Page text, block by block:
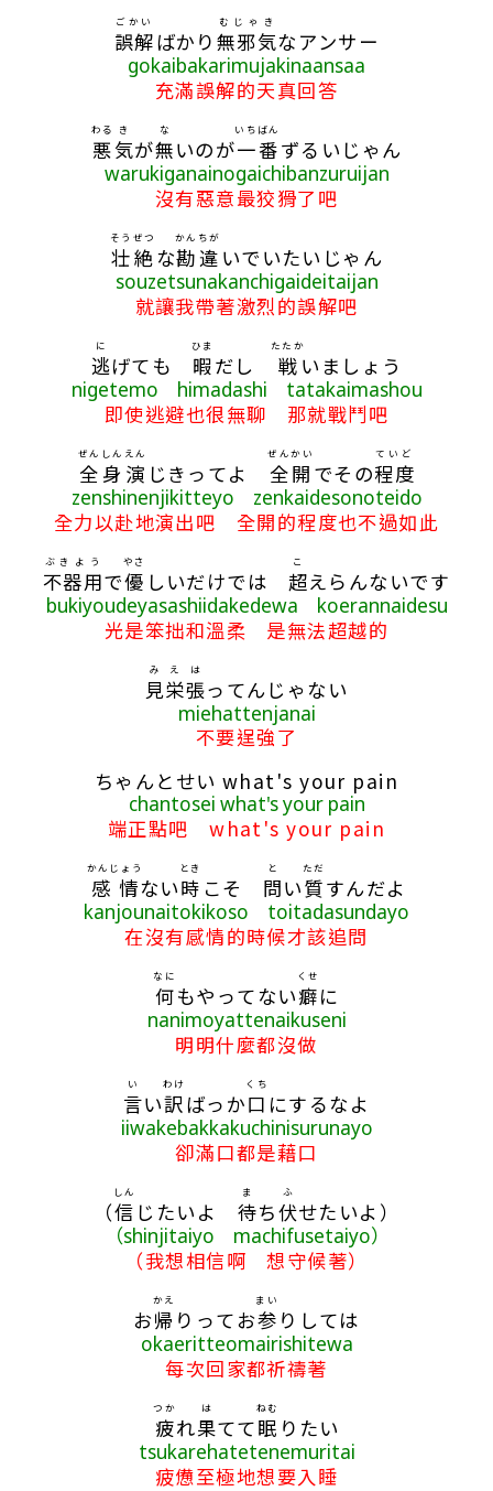
誤解
ごかい
ばかり 無邪気
むじゃき
なアンサー
gokaibakarimujakinaansaa
充滿誤解的天真回答
悪
わる
気
き
が無
な
いのが一番
いちばん
ずるいじゃん
warukiganainogaichibanzuruijan
沒有惡意最狡猾了吧
壮絶
そうぜつ
な勘違
かんちが
いでいたいじゃん
souzetsunakanchigaideitaijan
就讓我帶著激烈的誤解吧
逃
に
げても 暇
ひま
だし 戦
たたか
いましょう
nigetemo himadashi tatakaimashou
即使逃避也很無聊 那就戰鬥吧
全身
ぜんしん
演
えん
じきってよ 全開
ぜんかい
でその程度
ていど
zenshinenjikitteyo zenkaidesonoteido
全力以赴地演出吧 全開的程度也不過如此
不器用
ぶきよう
で優
やさ
しいだけでは 超
こ
えらんないです
bukiyoudeyasashiidakedewa koerannaidesu
光是笨拙和溫柔 是無法超越的
見
み
栄
え
張
は
ってんじゃない
miehattenjanai
不要逞強了
ちゃんとせい what's your pain
chantosei what's your pain
端正點吧 what's your pain
感情
かんじょう
ない時
とき
こそ 問
と
い質
ただ
すんだよ
kanjounaitokikoso toitadasundayo
在沒有感情的時候才該追問
何
なに
もやってない癖
くせ
に
nanimoyattenaikuseni
明明什麼都沒做
言
い
い訳
わけ
ばっか口
くち
にするなよ
iiwakebakkakuchinisurunayo
卻滿口都是藉口
（信
しん
じたいよ 待
ま
ち伏
ふ
せたいよ）
（shinjitaiyo machifusetaiyo）
（我想相信啊 想守候著）
お帰
かえ
りってお参
まい
りしては
okaeritteomairishitewa
每次回家都祈禱著
疲
つか
れ果
は
てて眠
ねむ
りたい
tsukarehatetenemuritai
疲憊至極地想要入睡